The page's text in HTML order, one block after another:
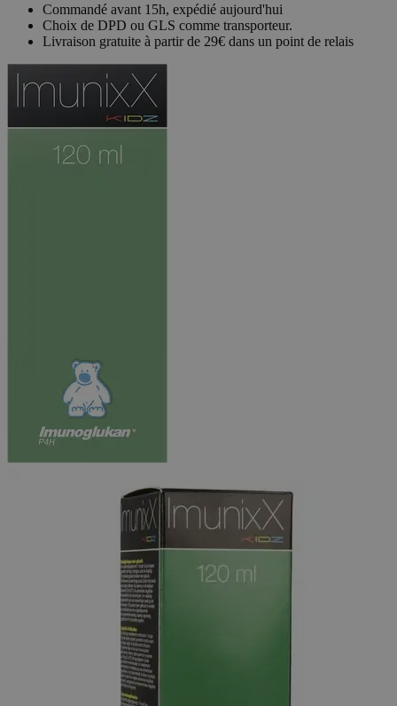
Commandé avant 15h, expédié aujourd'hui
Choix de DPD ou GLS comme transporteur.
Livraison gratuite à partir de 29€ dans un point de relais